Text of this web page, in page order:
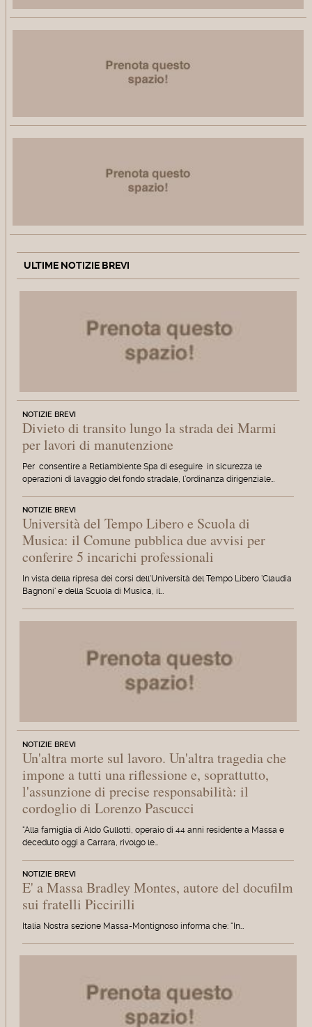
ULTIME NOTIZIE BREVI
NOTIZIE BREVI
Divieto di transito lungo la strada dei Marmi
per lavori di manutenzione
Per consentire a Retiambiente Spa di eseguire in sicurezza le
operazioni di lavaggio del fondo stradale, l'ordinanza dirigenziale…
NOTIZIE BREVI
Università del Tempo Libero e Scuola di
Musica: il Comune pubblica due avvisi per
conferire 5 incarichi professionali
In vista della ripresa dei corsi dell'Università del Tempo Libero 'Claudia
Bagnoni' e della Scuola di Musica, il…
NOTIZIE BREVI
Un'altra morte sul lavoro. Un'altra tragedia che
impone a tutti una riflessione e, soprattutto,
l'assunzione di precise responsabilità: il
cordoglio di Lorenzo Pascucci
"Alla famiglia di Aldo Gullotti, operaio di 44 anni residente a Massa e
deceduto oggi a Carrara, rivolgo le…
NOTIZIE BREVI
E' a Massa Bradley Montes, autore del docufilm
sui fratelli Piccirilli
Italia Nostra sezione Massa-Montignoso informa che: "In…